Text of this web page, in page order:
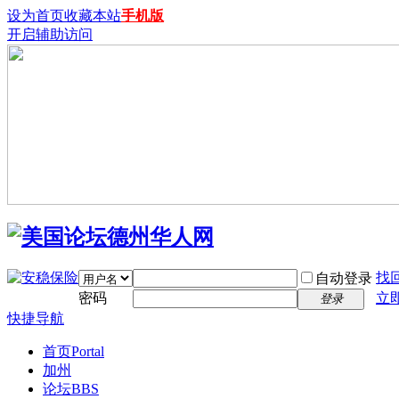
设为首页收藏本站手机版
开启辅助访问
自动登录 找
密码
登录
立
快捷导航
首页Portal
加州
论坛BBS